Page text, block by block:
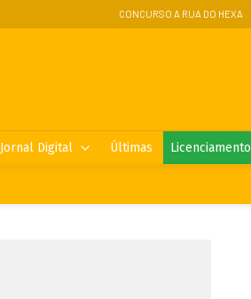
CONCURSO A RUA DO HEXA
Jornal Digital Últimas Licenciamento